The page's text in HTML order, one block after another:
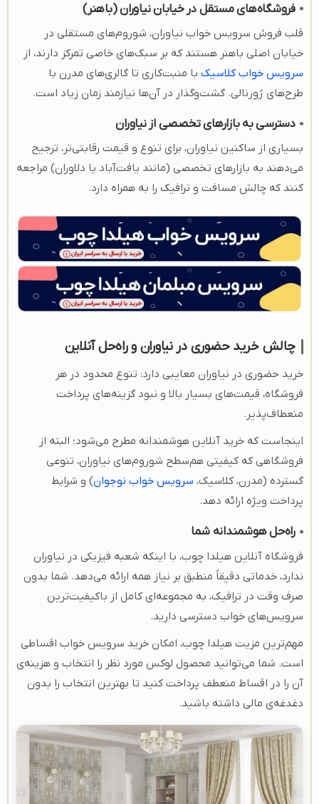
فروشگاه‌های مستقل در خیابان نیاوران (باهنر)
قلب فروش سرویس خواب نیاوران، شوروم‌های مستقلی در
خیابان اصلی باهنر هستند که بر سبک‌های خاصی تمرکز دارند، از
سرویس خواب کلاسیک با منبت‌کاری تا گالری‌های مدرن با
طرح‌های ژورنالی. گشت‌وگذار در آن‌ها نیازمند زمان زیاد است.
دسترسی به بازارهای تخصصی از نیاوران
بسیاری از ساکنین نیاوران، برای تنوع و قیمت رقابتی‌تر، ترجیح
می‌دهند به بازارهای تخصصی (مانند یافت‌آباد یا دلاوران) مراجعه
کنند که چالش مسافت و ترافیک را به همراه دارد.
چالش خرید حضوری در نیاوران و راه‌حل آنلاین
خرید حضوری در نیاوران معایبی دارد: تنوع محدود در هر
فروشگاه، قیمت‌های بسیار بالا و نبود گزینه‌های پرداخت
منعطاف‌پذیر.
اینجاست که خرید آنلاین هوشمندانه مطرح می‌شود؛ البته از
فروشگاهی که کیفیتی هم‌سطح شوروم‌های نیاوران، تنوعی
گسترده (مدرن، کلاسیک، سرویس خواب نوجوان) و شرایط
پرداخت ویژه ارائه دهد.
راه‌حل هوشمندانه شما
فروشگاه آنلاین هیلدا چوب، با اینکه شعبه فیزیکی در نیاوران
ندارد، خدماتی دقیقاً منطبق بر نیاز همه ارائه می‌دهد. شما بدون
صرف وقت در ترافیک، به مجموعه‌ای کامل از باکیفیت‌ترین
سرویس‌های خواب دسترسی دارید.
مهم‌ترین مزیت هیلدا چوب، امکان خرید سرویس خواب اقساطی
است. شما می‌توانید محصول لوکس مورد نظر را انتخاب و هزینه‌ی
آن را در اقساط منعطف پرداخت کنید تا بهترین انتخاب را بدون
دغدغه‌ی مالی داشته باشید.